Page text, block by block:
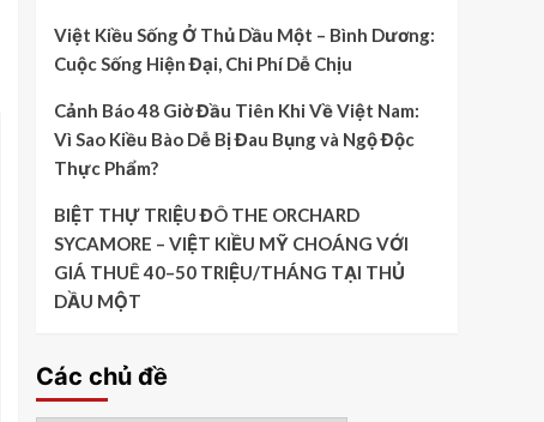
Việt Kiều Sống Ở Thủ Dầu Một – Bình Dương:
Cuộc Sống Hiện Đại, Chi Phí Dễ Chịu
Cảnh Báo 48 Giờ Đầu Tiên Khi Về Việt Nam:
Vì Sao Kiều Bào Dễ Bị Đau Bụng và Ngộ Độc
Thực Phẩm?
BIỆT THỰ TRIỆU ĐÔ THE ORCHARD
SYCAMORE – VIỆT KIỀU MỸ CHOÁNG VỚI
GIÁ THUÊ 40–50 TRIỆU/THÁNG TẠI THỦ
DẦU MỘT
Các chủ đề